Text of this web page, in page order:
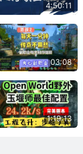
4:50:11
03:08
1:19:13